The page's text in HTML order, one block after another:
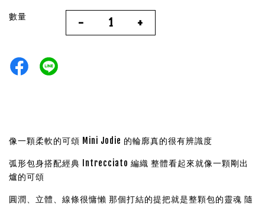
數量 - +
像一顆柔軟的可頌 Mini Jodie 的輪廓真的很有辨識度
弧形包身搭配經典 Intrecciato 編織 整體看起來就像一顆剛出
爐的可頌
圓潤、立體、線條很慵懶 那個打結的提把就是整顆包的靈魂 隨